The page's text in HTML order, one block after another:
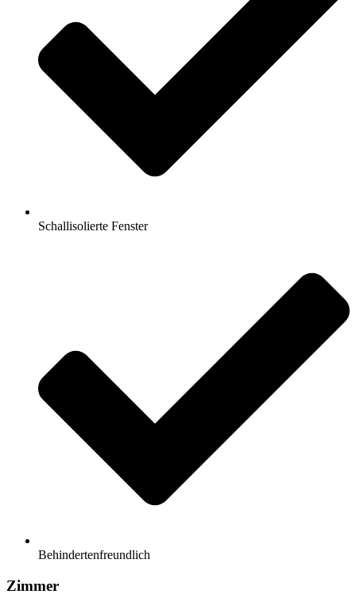
Schallisolierte Fenster
Behindertenfreundlich
Zimmer